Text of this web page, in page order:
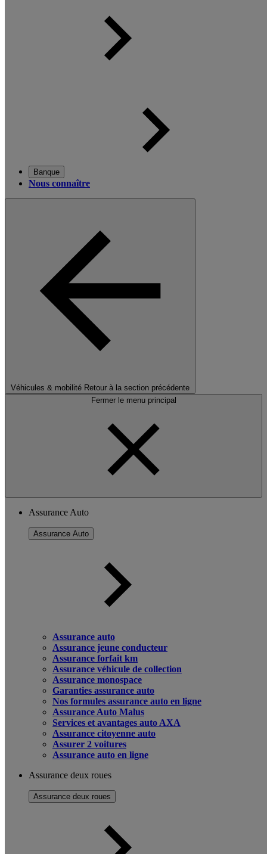
Banque
Nous connaître
Véhicules & mobilité Retour à la section précédente
Fermer le menu principal
Assurance Auto
Assurance Auto
Assurance auto
Assurance jeune conducteur
Assurance forfait km
Assurance véhicule de collection
Assurance monospace
Garanties assurance auto
Nos formules assurance auto en ligne
Assurance Auto Malus
Services et avantages auto AXA
Assurance citoyenne auto
Assurer 2 voitures
Assurance auto en ligne
Assurance deux roues
Assurance deux roues